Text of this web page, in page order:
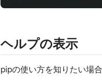
ヘルプの表示
pipの使い方を知りたい場